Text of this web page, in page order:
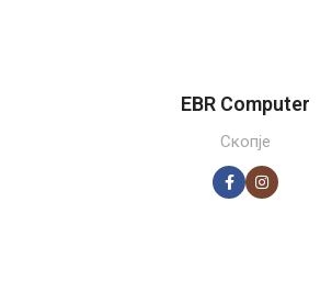
EBR Computer
Скопје